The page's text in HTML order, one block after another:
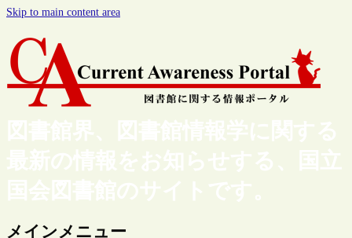
Skip to main content area
図書館界、図書館情報学に関する
最新の情報をお知らせする、国立
国会図書館のサイトです。
メインメニュー